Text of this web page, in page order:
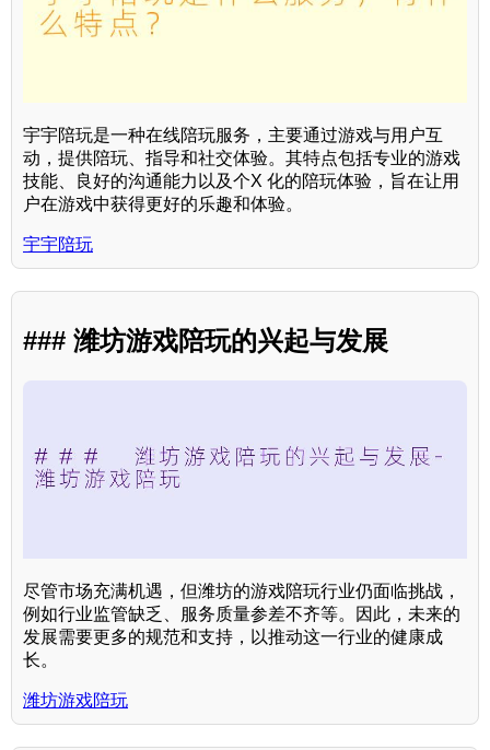
宇宇陪玩是一种在线陪玩服务，主要通过游戏与用户互
动，提供陪玩、指导和社交体验。其特点包括专业的游戏
技能、良好的沟通能力以及个X 化的陪玩体验，旨在让用
户在游戏中获得更好的乐趣和体验。
宇宇陪玩
### 潍坊游戏陪玩的兴起与发展
尽管市场充满机遇，但潍坊的游戏陪玩行业仍面临挑战，
例如行业监管缺乏、服务质量参差不齐等。因此，未来的
发展需要更多的规范和支持，以推动这一行业的健康成
长。
潍坊游戏陪玩